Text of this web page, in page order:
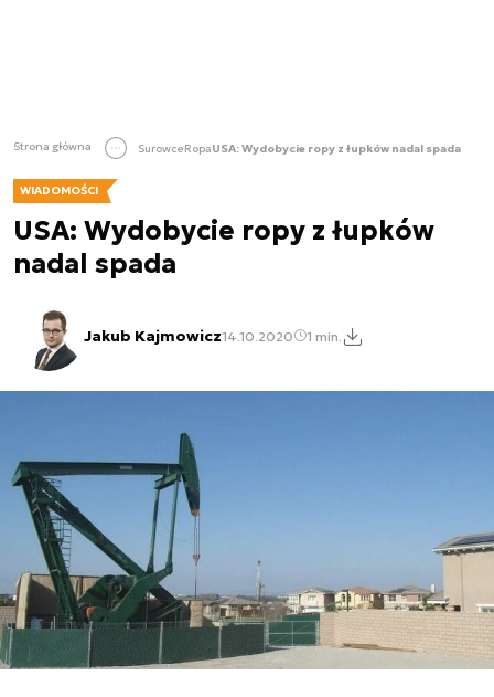
Strona główna SurowceRopaUSA: Wydobycie ropy z łupków nadal spada
WIADOMOŚCI
USA: Wydobycie ropy z łupków
nadal spada
Jakub Kajmowicz14.10.2020 1 min.